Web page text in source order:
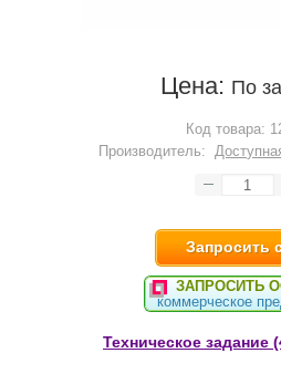
Цена: По
Код товара:
Производитель:
Запросить
ЗАПРОСИТЬ
коммерческое
Техническое задание